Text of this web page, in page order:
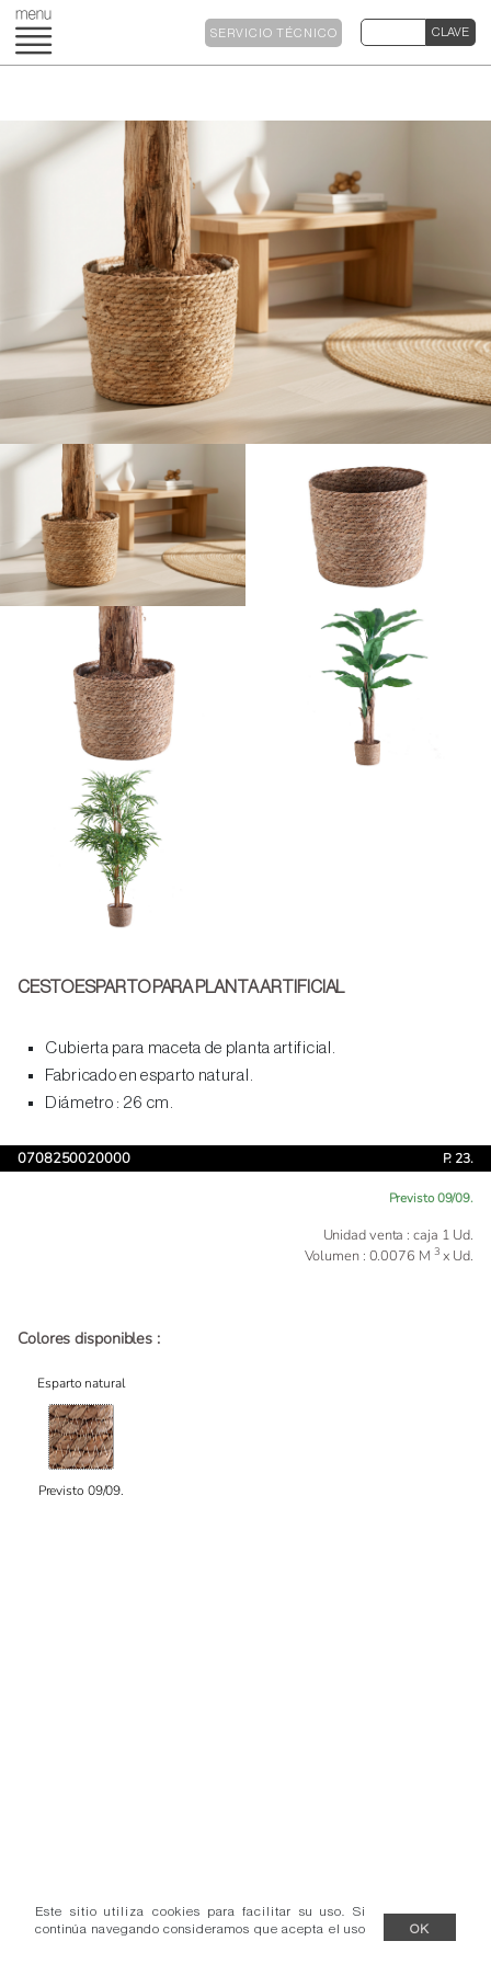
SERVICIO TÉCNICO
CESTO ESPARTO PARA PLANTA ARTIFICIAL
Cubierta para maceta de planta artificial.
Fabricado en esparto natural.
Diámetro : 26 cm.
0708250020000 P. 23.
Previsto 09/09.
Unidad venta : caja 1 Ud.
Volumen : 0.0076 M 3 x Ud.
Colores disponibles :
Esparto natural
Previsto 09/09.